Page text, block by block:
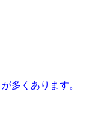
多くあります。